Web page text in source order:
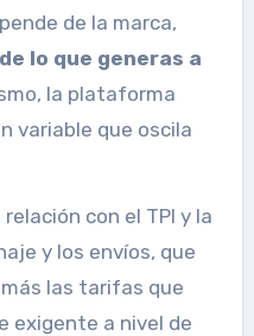
de la marca,
lo que generas a
la plataforma
variable que oscila
con el TPI y la
y los envíos, que
las tarifas que
exigente a nivel de